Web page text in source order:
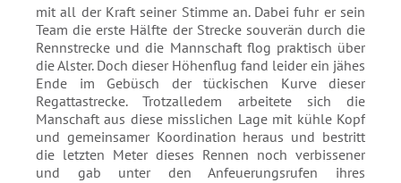
mit all der Kraft seiner Stimme an. Dabei fuhr er sein
Team die erste Hälfte der Strecke souverän durch die
Rennstrecke und die Mannschaft flog praktisch über
die Alster. Doch dieser Höhenflug fand leider ein jähes
Ende im Gebüsch der tückischen Kurve dieser
Regattastrecke. Trotzalledem arbeitete sich die
Manschaft aus diese misslichen Lage mit kühle Kopf
und gemeinsamer Koordination heraus und bestritt
die letzten Meter dieses Rennen noch verbissener
und gab unter den Anfeuerungsrufen ihres